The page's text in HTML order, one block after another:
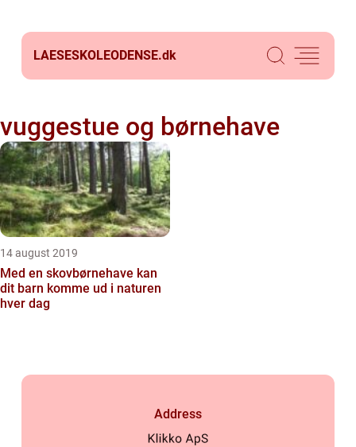
LAESESKOLEODENSE.dk
vuggestue og børnehave
14 august 2019
Med en skovbørnehave kan
dit barn komme ud i naturen
hver dag
Address